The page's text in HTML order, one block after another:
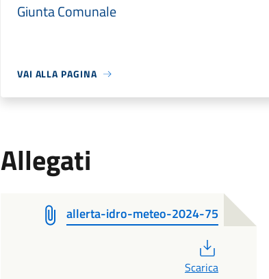
Giunta Comunale
VAI ALLA PAGINA
Allegati
allerta-idro-meteo-2024-75
Scarica